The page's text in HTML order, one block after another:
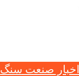
اخبار صنعت سنگ